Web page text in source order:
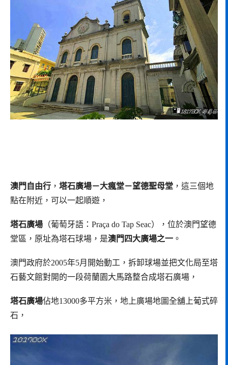
澳門自由行 ， 塔石廣場－大瘋堂－望德聖母堂 ，這三個地
點在附近，可以一起順遊，
塔石廣場 （葡萄牙語：Praça do Tap Seac），位於澳門望德
堂區，原址為塔石球場，是澳門四大廣場之一 。
澳門政府於2005年5月開始動工，拆卸球場並把文化局至塔
石藝文館對開的一段荷蘭園大馬路整合成塔石廣場，
塔石廣場佔地13000多平方米，地上廣場地圖全舖上葡式碎
石，